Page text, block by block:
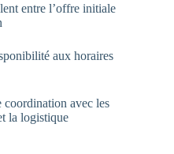
entre l’offre initiale
aux horaires
coordination avec les
la logistique